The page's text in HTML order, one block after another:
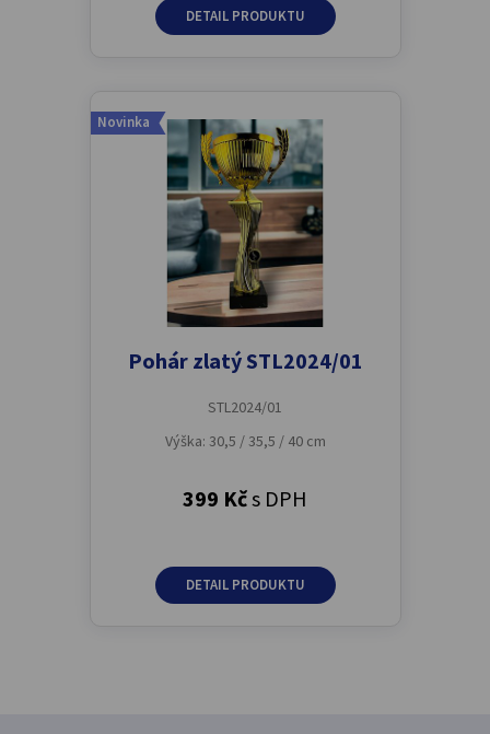
DETAIL PRODUKTU
Novinka
Pohár zlatý STL2024/01
STL2024/01
Výška: 30,5 / 35,5 / 40 cm
399 Kčs DPH
DETAIL PRODUKTU